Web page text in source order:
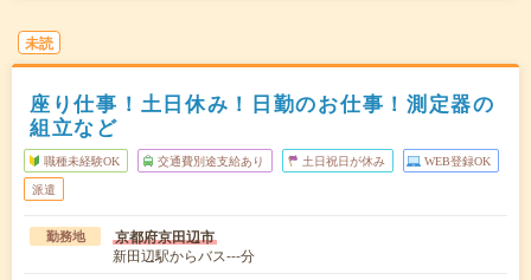
未読
座り仕事！土日休み！日勤のお仕事！測定器の
組立など
職種未経験OK 交通費別途支給あり 土日祝日が休み WEB登録OK
派遣
勤務地 京都府京田辺市
新田辺駅からバス---分